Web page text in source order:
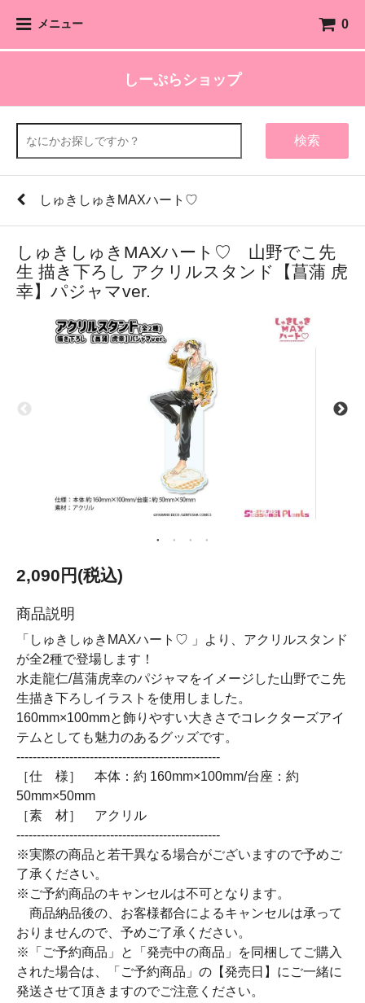
メニュー 0
しーぷらショップ
検索
しゅきしゅきMAXハート♡
しゅきしゅきMAXハート♡ 山野でこ先
生 描き下ろし アクリルスタンド【菖蒲 虎
幸】パジャマver.
2,090円(税込)
商品説明
「しゅきしゅきMAXハート♡ 」より、アクリルスタンド
が全2種で登場します！
水走龍仁/菖蒲虎幸のパジャマをイメージした山野でこ先
生描き下ろしイラストを使用しました。
160mm×100mmと飾りやすい大きさでコレクターズアイ
テムとしても魅力のあるグッズです。
--------------------------------------------------
［仕 様］ 本体：約 160mm×100mm/台座：約
50mm×50mm
［素 材］ アクリル
--------------------------------------------------
※実際の商品と若干異なる場合がございますので予めご
了承ください。
※ご予約商品のキャンセルは不可となります。
商品納品後の、お客様都合によるキャンセルは承って
おりませんので、予めご了承ください。
※「ご予約商品」と「発売中の商品」を同梱してご購入
された場合は、「ご予約商品」の【発売日】にご一緒に
発送させて頂きますのでご注意ください。